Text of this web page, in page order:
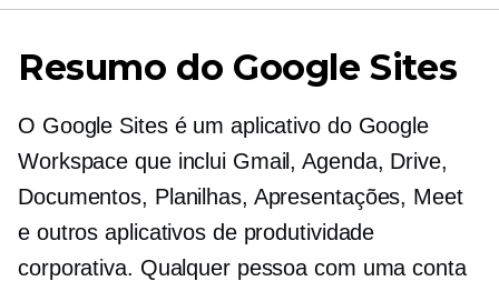
Resumo do Google Sites
O Google Sites é um aplicativo do Google
Workspace que inclui Gmail, Agenda, Drive,
Documentos, Planilhas, Apresentações, Meet
e outros aplicativos de produtividade
corporativa. Qualquer pessoa com uma conta